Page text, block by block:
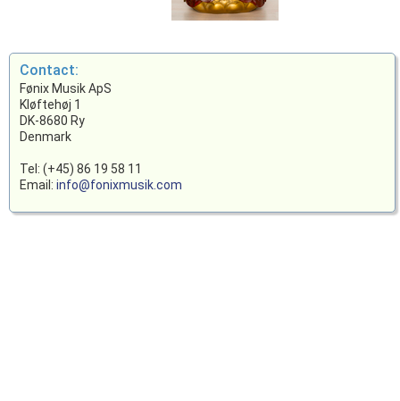
Contact:
Fønix Musik ApS
Kløftehøj 1
DK-8680 Ry
Denmark
Tel: (+45) 86 19 58 11
Email: info@fonixmusik.com